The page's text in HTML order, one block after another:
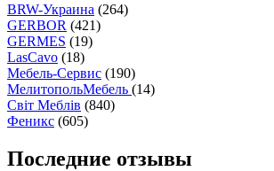
BRW-Украина (264)
GERBOR (421)
GERMES (19)
LasCavo (18)
Мебель-Сервис (190)
МелитопольМебель (14)
Світ Меблів (840)
Феникс (605)
Последние отзывы